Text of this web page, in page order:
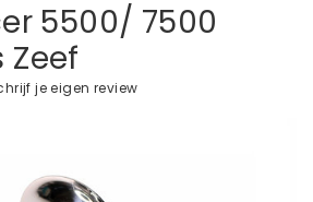
5500/ 7500
Zeef
je eigen review